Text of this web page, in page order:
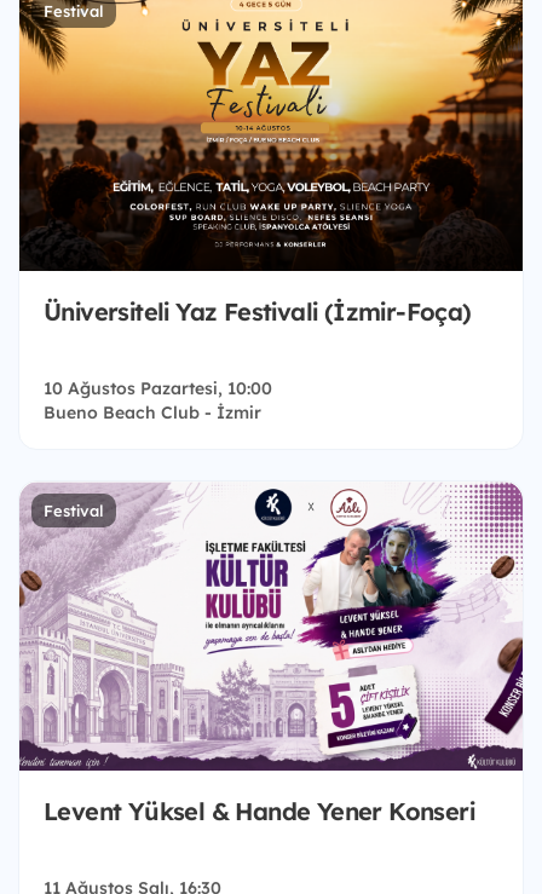
Festival
Üniversiteli Yaz Festivali (İzmir-Foça)
10 Ağustos Pazartesi, 10:00
Bueno Beach Club - İzmir
Festival
Levent Yüksel & Hande Yener Konseri
11 Ağustos Salı, 16:30